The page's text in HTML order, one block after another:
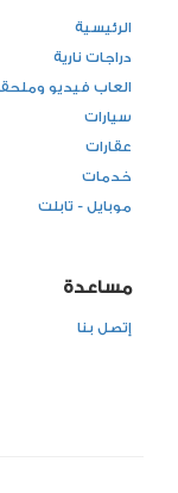
الرئيسية
دراجات نارية
العاب فيديو وملحقاتها
سيارات
عقارات
خدمات
موبايل - تابلت
مساعدة
إتصل بنا